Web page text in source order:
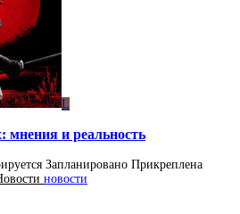
L
мнения и реальность
Запланировано Прикреплена
новости